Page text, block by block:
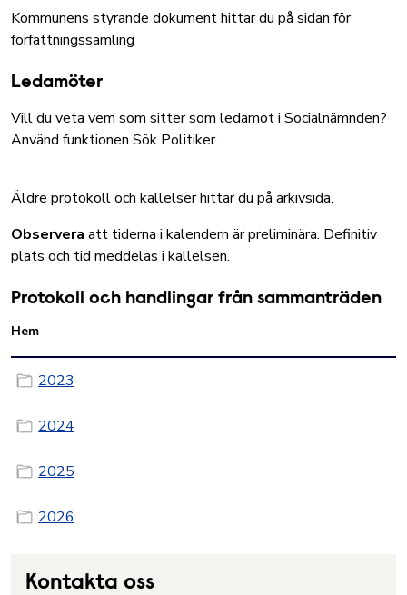
Kommunens styrande dokument hittar du på sidan för
författningssamling
Ledamöter
Vill du veta vem som sitter som ledamot i Socialnämnden?
Använd funktionen Sök Politiker.
Äldre protokoll och kallelser hittar du på arkivsida.
Observera att tiderna i kalendern är preliminära. Definitiv
plats och tid meddelas i kallelsen.
Protokoll och handlingar från sammanträden
Hem
2023
2024
2025
2026
Kontakta oss